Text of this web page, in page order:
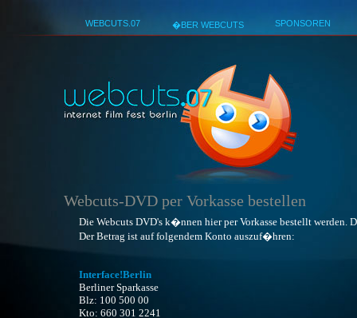
WEBCUTS.07 �BER WEBCUTS SPONSOREN
Webcuts-DVD per Vorkasse bestellen
Die Webcuts DVD's k�nnen hier per Vorkasse bestellt werden.
Der Betrag ist auf folgendem Konto auszuf�hren:
Interface!Berlin
Berliner Sparkasse
Blz: 100 500 00
Kto: 660 301 2241
Best